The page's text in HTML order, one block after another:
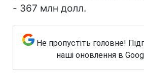
- 367 млн долл.
Не пропустіть головне!
наші оновлення в